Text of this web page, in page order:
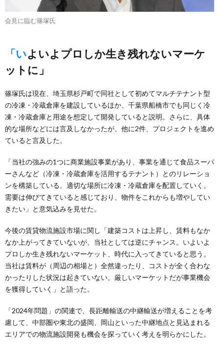
会見に臨む篠塚氏
「いよいよプロしか生き残れないマーケ
ットに」
篠塚氏は現在、埼玉県杉戸町で同社として初めてマルチテナント型
の冷凍・冷蔵倉庫を建設しているほか、千葉県船橋市でも同じく冷
凍・冷蔵倉庫と用途を想定して開発していると説明。さらに、具体
的な場所などには言及しなかったが、他に2件、プロジェクトを進め
ていると言及した。
「当社の強みの1つに商業施設事業があり、事業を通じて食品スーパ
ーさんなど（冷凍・冷蔵倉庫を活用するテナント）とのリレーショ
ンを構築している。適切な場所に冷凍・冷蔵倉庫を配置していく。
需要は伸びてきていると感じており、物件をこれからも増やしてい
きたい」と意気込みを見せた。
今後の賃貸物流施設市場に関し「建築コストは上昇し、賃料もなか
なか上がってきていないが、当社としては逆にチャンス。いよいよ
プロしか生き残れないマーケット、時代に入ってきていると思う。
当社は賃料が（周辺の相場と）全然違ったり、コストが全く合わな
かったりした状況は起きていない。厳しいマーケットだが事業機会
を獲得していく」と語った。
「2024年問題」の関連で、長距離輸送の中継輸送が増えることを考
慮して、中部圏や東北の盛岡、岡山といった中継地点と見込まれる
エリアでの物流施設開発も機会を探っていく考えを明らかにした。